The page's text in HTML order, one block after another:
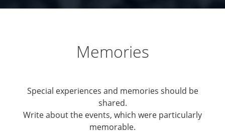
Memories
Special experiences and memories should be
shared.
Write about the events, which were particularly
memorable.